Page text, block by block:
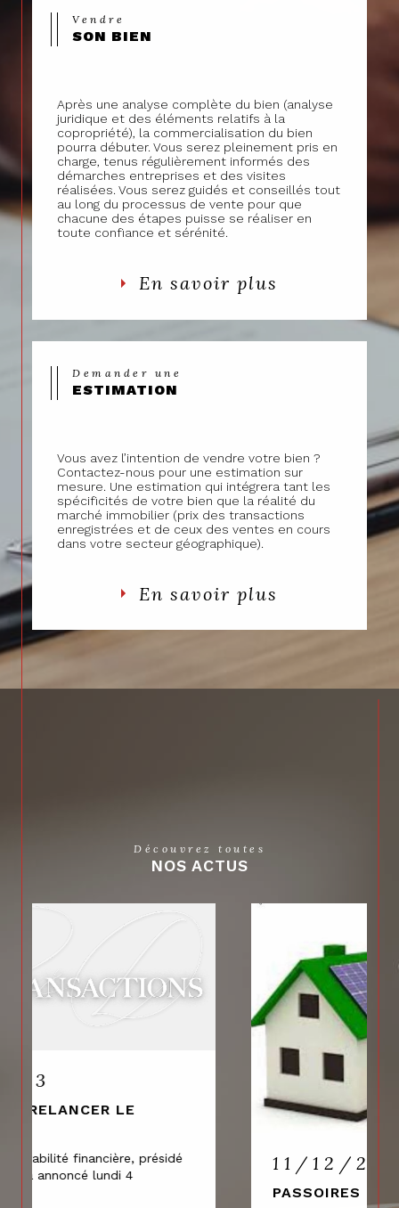
Vendre
SON BIEN
Après une analyse complète du bien (analyse
juridique et des éléments relatifs à la
copropriété), la commercialisation du bien
pourra débuter. Vous serez pleinement pris en
charge, tenus régulièrement informés des
démarches entreprises et des visites
réalisées. Vous serez guidés et conseillés tout
au long du processus de vente pour que
chacune des étapes puisse se réaliser en
toute confiance et sérénité.
En savoir plus
Demander une
ESTIMATION
Vous avez l’intention de vendre votre bien ?
Contactez-nous pour une estimation sur
mesure. Une estimation qui intégrera tant les
spécificités de votre bien que la réalité du
marché immobilier (prix des transactions
enregistrées et de ceux des ventes en cours
dans votre secteur géographique).
En savoir plus
Découvrez toutes
NOS ACTUS
11/12/2023
PASSOIRES THERMIQUES ET ENJEUX